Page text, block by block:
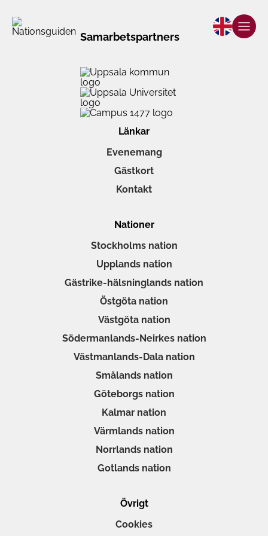
Samarbetspartners
Länkar
Evenemang
Gästkort
Kontakt
Nationer
Stockholms nation
Upplands nation
Gästrike-hälsninglands nation
Östgöta nation
Västgöta nation
Södermanlands-Neirkes nation
Västmanlands-Dala nation
Smålands nation
Göteborgs nation
Kalmar nation
Värmlands nation
Norrlands nation
Gotlands nation
Övrigt
Cookies